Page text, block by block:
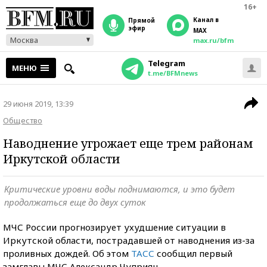
16+
Москва
прямой
эфир
Канал в
MAX
max.ru/bfm
МЕНЮ Telegram
t.me/BFMnews
29 июня 2019, 13:39
Общество
Наводнение угрожает еще трем районам
Иркутской области
Критические уровни воды поднимаются, и это будет
продолжаться еще до двух суток
МЧС России прогнозирует ухудшение ситуации в
Иркутской области, пострадавшей от наводнения из-за
проливных дождей. Об этом ТАСС сообщил первый